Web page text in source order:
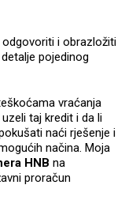
i obrazložiti
pojedinog
vraćanja
taj kredit i da li
naći rješenje i
načina. Moja
HNB na
proračun